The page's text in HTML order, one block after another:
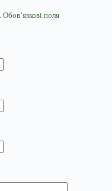
Обов’язкові поля